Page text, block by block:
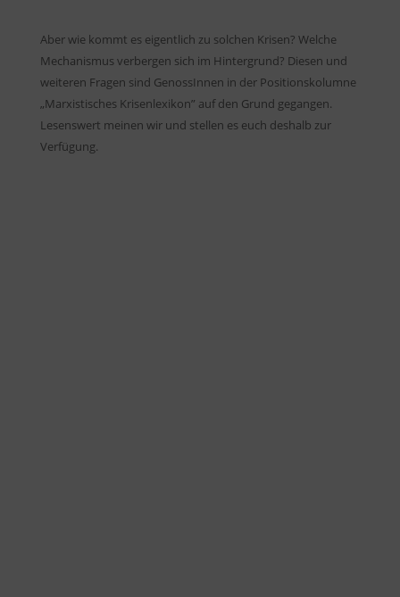
Aber wie kommt es eigentlich zu solchen Krisen? Welche
Mechanismus verbergen sich im Hintergrund? Diesen und
weiteren Fragen sind GenossInnen in der Positionskolumne
„Marxistisches Krisenlexikon” auf den Grund gegangen.
Lesenswert meinen wir und stellen es euch deshalb zur
Verfügung.